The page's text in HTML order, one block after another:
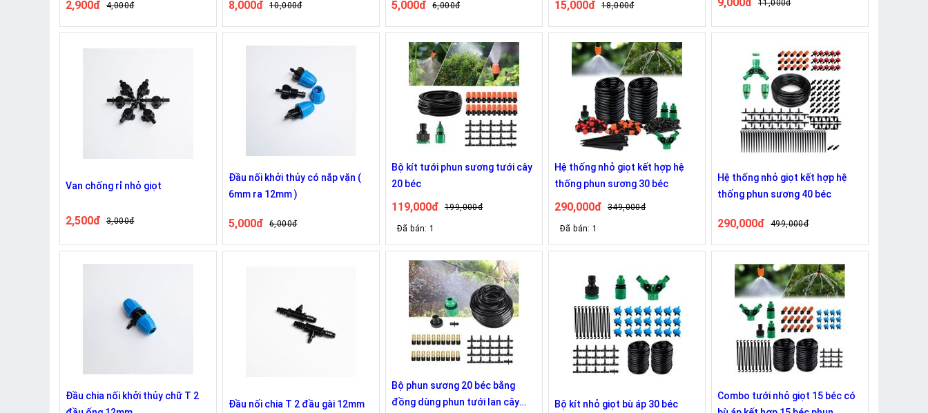
2,900đ 4,000đ 8,000đ 10,000đ 5,000đ 6,000đ 15,000đ 18,000đ 9,000đ 11,000đ
Van chống rỉ nhỏ giọt
2,500đ 3,000đ
Đầu nối khởi thủy có nắp vặn (
6mm ra 12mm )
5,000đ 6,000đ
Bộ kít tưới phun sương tưới cây
20 béc
119,000đ 199,000đ
Đã bán: 1
Hệ thống nhỏ giọt kết hợp hệ
thống phun sương 30 béc
290,000đ 349,000đ
Đã bán: 1
Hệ thống nhỏ giọt kết hợp hệ
thống phun sương 40 béc
290,000đ 499,000đ
Đầu chia nối khởi thủy chữ T 2
Đầu nối chia T 2 đầu gài 12mm
Bộ phun sương 20 béc bằng
đồng dùng phun tưới lan cây
Bộ kít nhỏ giọt bù áp 30 béc
Combo tưới nhỏ giọt 15 béc có